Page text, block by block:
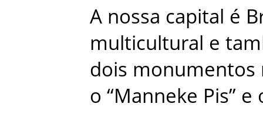
A nossa capital é
multicultural e
dois monumentos
o “Manneke Pis” e